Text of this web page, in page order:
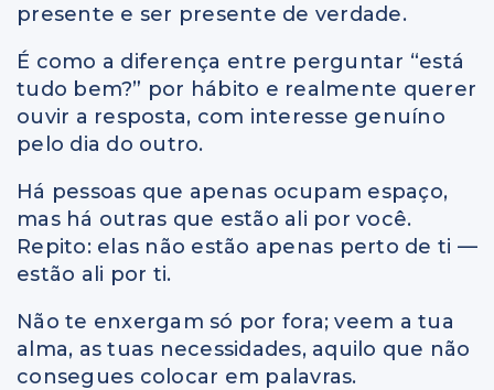
presente e ser presente de verdade.
É como a diferença entre perguntar “está
tudo bem?” por hábito e realmente querer
ouvir a resposta, com interesse genuíno
pelo dia do outro.
Há pessoas que apenas ocupam espaço,
mas há outras que estão ali por você.
Repito: elas não estão apenas perto de ti —
estão ali por ti.
Não te enxergam só por fora; veem a tua
alma, as tuas necessidades, aquilo que não
consegues colocar em palavras.